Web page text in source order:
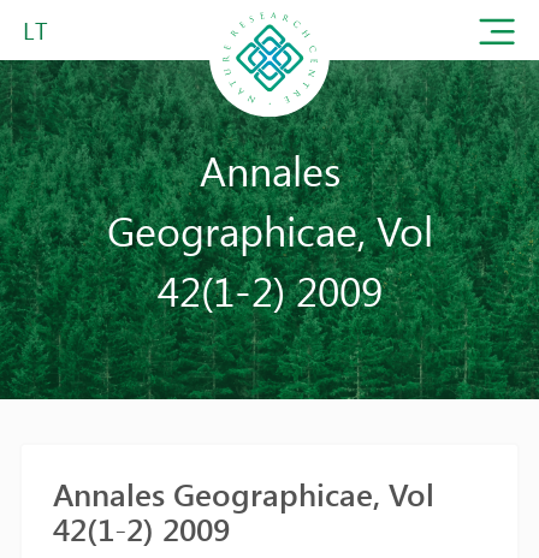
LT
Annales
Geographicae, Vol
42(1-2) 2009
Annales Geographicae, Vol
42(1-2) 2009